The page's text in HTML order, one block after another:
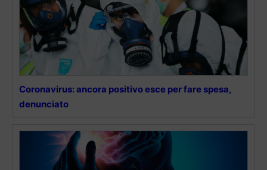
Coronavirus: ancora positivo esce per fare spesa,
denunciato